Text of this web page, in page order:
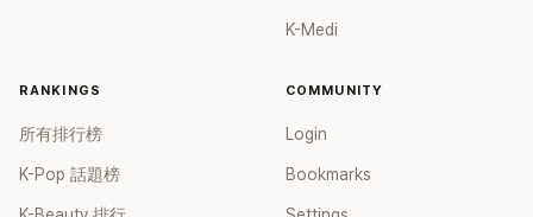
K-Medi
RANKINGS
所有排行榜
K-Pop 話題榜
COMMUNITY
Login
Bookmarks